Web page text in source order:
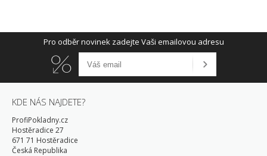
Pro odběr novinek zadejte Vaši emailovou adresu
KDE NÁS NAJDETE?
ProfiPokladny.cz
Hostěradice 27
671 71 Hostěradice
Česká Republika